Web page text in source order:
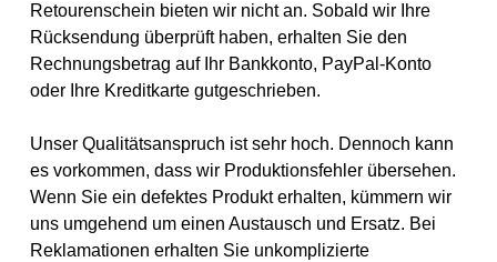
Retourenschein bieten wir nicht an. Sobald wir Ihre
Rücksendung überprüft haben, erhalten Sie den
Rechnungsbetrag auf Ihr Bankkonto, PayPal-Konto
oder Ihre Kreditkarte gutgeschrieben.
Unser Qualitätsanspruch ist sehr hoch. Dennoch kann
es vorkommen, dass wir Produktionsfehler übersehen.
Wenn Sie ein defektes Produkt erhalten, kümmern wir
uns umgehend um einen Austausch und Ersatz. Bei
Reklamationen erhalten Sie unkomplizierte